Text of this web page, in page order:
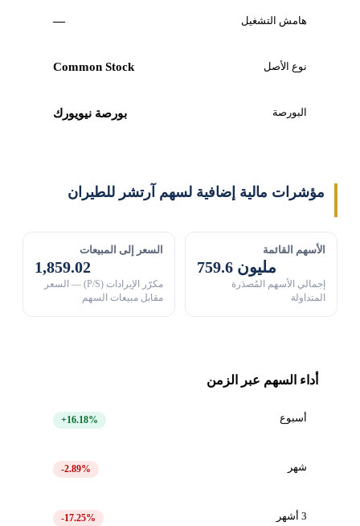
هامش التشغيل —
نوع الأصل Common Stock
البورصة بورصة نيويورك
مؤشرات مالية إضافية لسهم آرتشر للطيران
الأسهم القائمة
759.6 مليون
إجمالي الأسهم المُصدَرة
المتداولة
السعر إلى المبيعات
1,859.02
مكرّر الإيرادات (P/S) — السعر
مقابل مبيعات السهم
أداء السهم عبر الزمن
أسبوع +16.18%
شهر -2.89%
3 أشهر -17.25%